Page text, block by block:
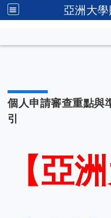
亞洲大
個人申請審查重點與
引
【亞